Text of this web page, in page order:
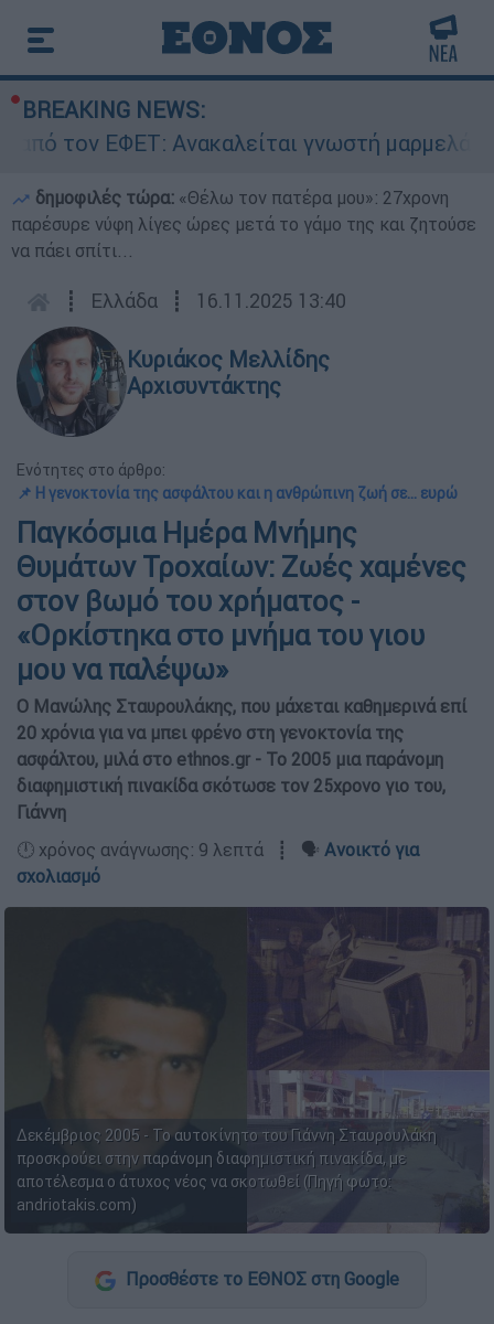
BREAKING NEWS:
Ανακαλείται γνωστή μαρμελάδα -
δημοφιλές τώρα: «Θέλω τον πατέρα μου»: 27χρονη
παρέσυρε νύφη λίγες ώρες μετά το γάμο της και ζητούσε
να πάει σπίτι...
┋ Ελλάδα ┋ 16.11.2025 13:40
Κυριάκος Μελλίδης
Αρχισυντάκτης
Ενότητες στο άρθρο:
📌 Η γενοκτονία της ασφάλτου και η ανθρώπινη ζωή σε… ευρώ
Παγκόσμια Ημέρα Μνήμης
Θυμάτων Τροχαίων: Ζωές χαμένες
στον βωμό του χρήματος -
«Ορκίστηκα στο μνήμα του γιου
μου να παλέψω»
Ο Μανώλης Σταυρουλάκης, που μάχεται καθημερινά επί
20 χρόνια για να μπει φρένο στη γενοκτονία της
ασφάλτου, μιλά στο ethnos.gr - Το 2005 μια παράνομη
διαφημιστική πινακίδα σκότωσε τον 25χρονο γιο του,
Γιάννη
🕛 χρόνος ανάγνωσης: 9 λεπτά ┋ 🗣️ Ανοικτό για
σχολιασμό
Δεκέμβριος 2005 - Το αυτοκίνητο του Γιάννη Σταυρουλάκη
προσκρούει στην παράνομη διαφημιστική πινακίδα, με
αποτέλεσμα ο άτυχος νέος να σκοτωθεί (Πηγή φωτο:
andriotakis.com)
Προσθέστε το ΕΘΝΟΣ στη Google